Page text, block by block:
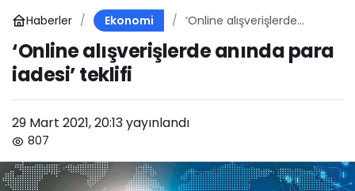
Haberler Ekonomi
‘Online alışverişlerde
‘Online alışverişlerde anında para
iadesi’ teklifi
29 Mart 2021, 20:13yayınlandı
807